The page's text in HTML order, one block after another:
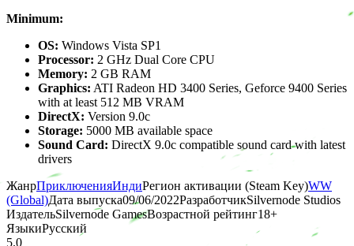
Minimum:
OS: Windows Vista SP1
Processor: 2 GHz Dual Core CPU
Memory: 2 GB RAM
Graphics: ATI Radeon HD 3400 Series, Geforce 9400 Series
with at least 512 MB VRAM
DirectX: Version 9.0c
Storage: 5000 MB available space
Sound Card: DirectX 9.0c compatible sound card with latest
drivers
ЖанрПриключенияИндиРегион активации (Steam Key)WW
(Global)Дата выпуска09/06/2022РазработчикSilvernode Studios
ИздательSilvernode GamesВозрастной рейтинг18+
ЯзыкиРусский
5.0